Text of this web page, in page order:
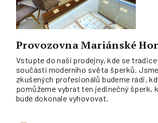
Provozovna Mariánské
Vstupte do naší prodejny, kde se
součástí moderního světa šperků.
zkušených profesionálů budeme rádi,
pomůžeme vybrat ten jedinečný šperk,
bude dokonale vyhovovat.